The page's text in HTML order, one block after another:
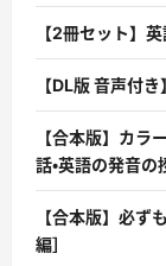
【2冊セット】
【DL版 音声付
【合本版】カラ
話・英語の発音
【合本版】必ず
編］